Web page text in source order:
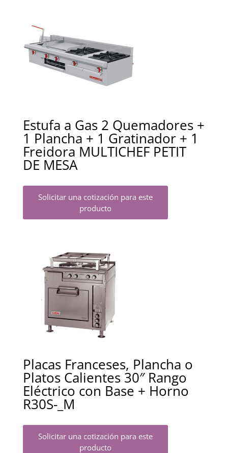
Estufa a Gas 2 Quemadores +
1 Plancha + 1 Gratinador + 1
Freidora MULTICHEF PETIT
DE MESA
Solicitar una cotización para este
producto
Placas Franceses, Plancha o
Platos Calientes 30″ Rango
Eléctrico con Base + Horno
R30S-_M
Solicitar una cotización para este
producto